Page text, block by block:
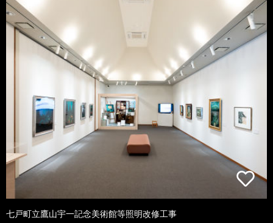
七戸町立鷹山宇一記念美術館等照明改修工事